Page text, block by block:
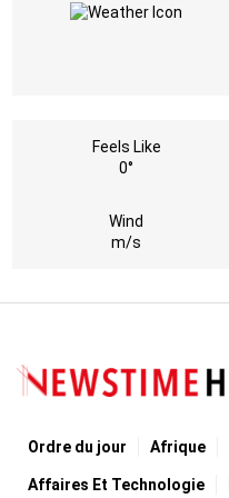
Feels Like
0°
Wind
m/s
Ordre du jour Afrique
Affaires Et Technologie